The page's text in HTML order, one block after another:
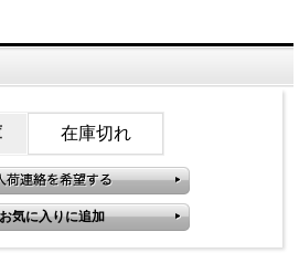
在庫切れ